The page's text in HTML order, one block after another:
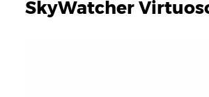
SkyWatcher